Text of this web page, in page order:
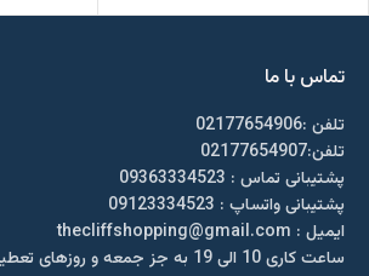
تماس با ما
تلفن :02177654906
تلفن:02177654907
پشتیبانی تماس : 09363334523
پشتیبانی واتساپ : 09123334523
ايميل : thecliffshopping@gmail.com
ساعت کاری 10 الی 19 به جز جمعه و روزهای تعطیل رسمی